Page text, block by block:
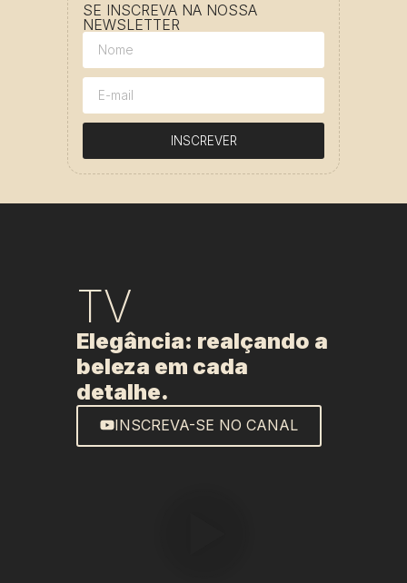
SE INSCREVA NA NOSSA
NEWSLETTER
INSCREVER
TV
Elegância: realçando a
beleza em cada
detalhe.
INSCREVA-SE NO CANAL